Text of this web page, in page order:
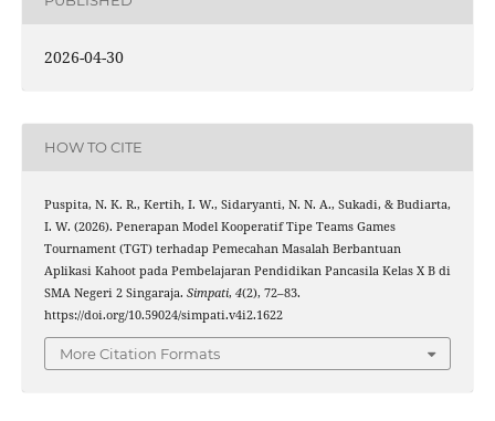
2026-04-30
HOW TO CITE
Puspita, N. K. R., Kertih, I. W., Sidaryanti, N. N. A., Sukadi, & Budiarta,
I. W. (2026). Penerapan Model Kooperatif Tipe Teams Games
Tournament (TGT) terhadap Pemecahan Masalah Berbantuan
Aplikasi Kahoot pada Pembelajaran Pendidikan Pancasila Kelas X B di
SMA Negeri 2 Singaraja. Simpati, 4(2), 72–83.
https://doi.org/10.59024/simpati.v4i2.1622
More Citation Formats